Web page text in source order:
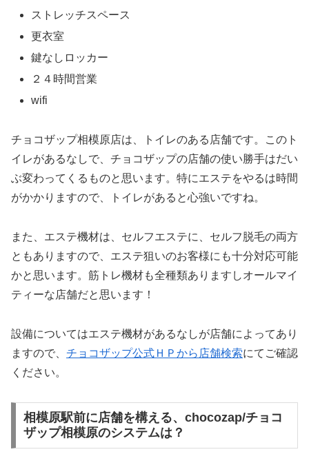
ストレッチスペース
更衣室
鍵なしロッカー
２４時間営業
wifi
チョコザップ相模原店は、トイレのある店舗です。このト
イレがあるなしで、チョコザップの店舗の使い勝手はだい
ぶ変わってくるものと思います。特にエステをやるは時間
がかかりますので、トイレがあると心強いですね。
また、エステ機材は、セルフエステに、セルフ脱毛の両方
ともありますので、エステ狙いのお客様にも十分対応可能
かと思います。筋トレ機材も全種類ありますしオールマイ
ティーな店舗だと思います！
設備についてはエステ機材があるなしが店舗によってあり
ますので、 チョコザップ公式ＨＰから店舗検索にてご確認
ください。
相模原駅前に店舗を構える、chocozap/チョコ
ザップ相模原のシステムは？